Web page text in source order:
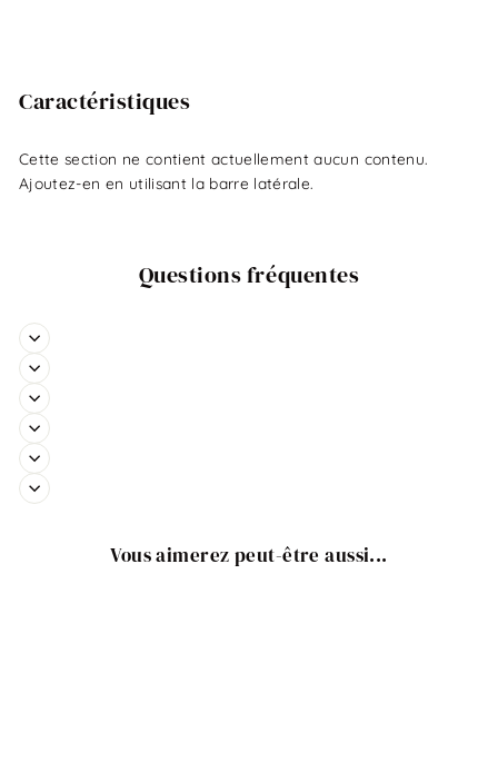
Caractéristiques
Cette section ne contient actuellement aucun contenu.
Ajoutez-en en utilisant la barre latérale.
Questions fréquentes
Vous aimerez peut-être aussi...